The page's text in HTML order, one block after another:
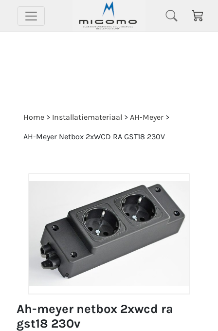
Home > Installatiemateriaal > AH-Meyer >
AH-Meyer Netbox 2xWCD RA GST18 230V
ah-meyer netbox 2xwcd ra
gst18 230v